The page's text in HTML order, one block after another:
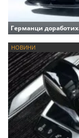
Германци
НОВИНИ